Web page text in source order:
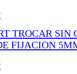
TROCAR SIN
FIJACION